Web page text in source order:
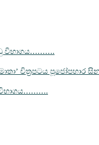
විභාගය……….
චිත්‍රපටය පූජෝපහාර